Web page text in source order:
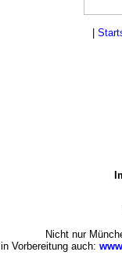
Nicht nur
in Vorbereitung auch: